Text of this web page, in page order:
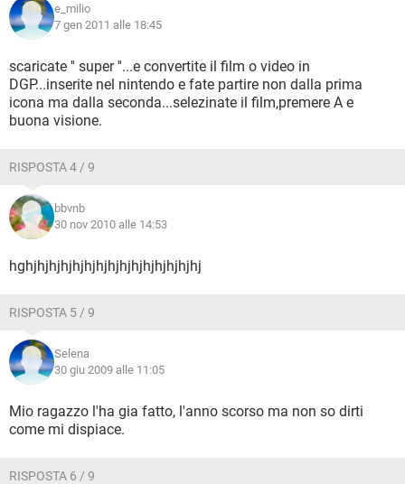
e_milio
7 gen 2011 alle 18:45
scaricate '' super ''...e convertite il film o video in
DGP...inserite nel nintendo e fate partire non dalla prima
icona ma dalla seconda...selezinate il film,premere A e
buona visione.
RISPOSTA 4 / 9
bbvnb
30 nov 2010 alle 14:53
hghjhjhjhjhjhjhjhjhjhjhjhjhjhjhj
RISPOSTA 5 / 9
Selena
30 giu 2009 alle 11:05
Mio ragazzo l'ha gia fatto, l'anno scorso ma non so dirti
come mi dispiace.
RISPOSTA 6 / 9